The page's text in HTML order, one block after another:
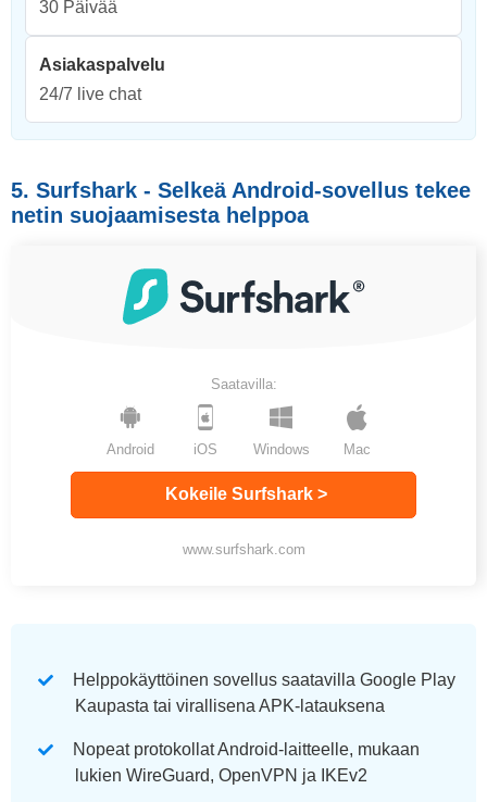
30 Päivää
Asiakaspalvelu
24/7 live chat
5. Surfshark - Selkeä Android-sovellus tekee
netin suojaamisesta helppoa
Saatavilla:
Windows Mac
Android iOS
Kokeile Surfshark >
www.surfshark.com
Helppokäyttöinen sovellus saatavilla Google Play
Kaupasta tai virallisena APK-latauksena
Nopeat protokollat Android-laitteelle, mukaan
lukien WireGuard, OpenVPN ja IKEv2